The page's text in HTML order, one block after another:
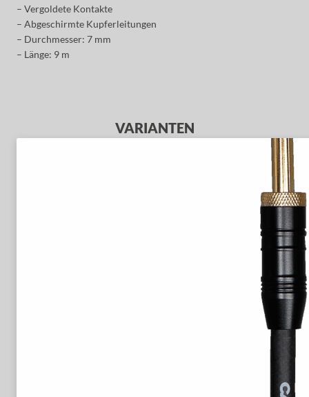
– Vergoldete Kontakte
– Abgeschirmte Kupferleitungen
– Durchmesser: 7 mm
– Länge: 9 m
VARIANTEN